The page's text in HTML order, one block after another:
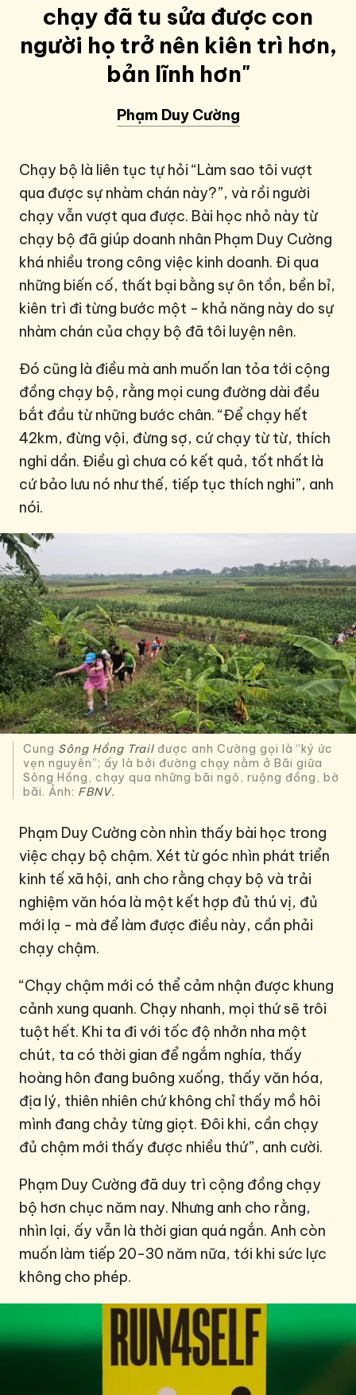
chạy đã tu sửa được con
người họ trở nên kiên trì hơn,
bản lĩnh hơn"
Phạm Duy Cường
Chạy bộ là liên tục tự hỏi “Làm sao tôi vượt
qua được sự nhàm chán này?”, và rồi người
chạy vẫn vượt qua được. Bài học nhỏ này từ
chạy bộ đã giúp doanh nhân Phạm Duy Cường
khá nhiều trong công việc kinh doanh. Đi qua
những biến cố, thất bại bằng sự ôn tồn, bền bỉ,
kiên trì đi từng bước một - khả năng này do sự
nhàm chán của chạy bộ đã tôi luyện nên.
Đó cũng là điều mà anh muốn lan tỏa tới cộng
đồng chạy bộ, rằng mọi cung đường dài đều
bắt đầu từ những bước chân. “Để chạy hết
42km, đừng vội, đừng sợ, cứ chạy từ từ, thích
nghi dần. Điều gì chưa có kết quả, tốt nhất là
cứ bảo lưu nó như thế, tiếp tục thích nghi”, anh
nói.
Cung Sông Hồng Trail được anh Cường gọi là “ký ức
vẹn nguyên”; ấy là bởi đường chạy nằm ở Bãi giữa
Sông Hồng, chạy qua những bãi ngô, ruộng đồng, bờ
bãi. Ảnh: FBNV.
Phạm Duy Cường còn nhìn thấy bài học trong
việc chạy bộ chậm. Xét từ góc nhìn phát triển
kinh tế xã hội, anh cho rằng chạy bộ và trải
nghiệm văn hóa là một kết hợp đủ thú vị, đủ
mới lạ - mà để làm được điều này, cần phải
chạy chậm.
“Chạy chậm mới có thể cảm nhận được khung
cảnh xung quanh. Chạy nhanh, mọi thứ sẽ trôi
tuột hết. Khi ta đi với tốc độ nhởn nha một
chút, ta có thời gian để ngắm nghía, thấy
hoàng hôn đang buông xuống, thấy văn hóa,
địa lý, thiên nhiên chứ không chỉ thấy mồ hôi
mình đang chảy từng giọt. Đôi khi, cần chạy
đủ chậm mới thấy được nhiều thứ”, anh cười.
Phạm Duy Cường đã duy trì cộng đồng chạy
bộ hơn chục năm nay. Nhưng anh cho rằng,
nhìn lại, ấy vẫn là thời gian quá ngắn. Anh còn
muốn làm tiếp 20-30 năm nữa, tới khi sức lực
không cho phép.